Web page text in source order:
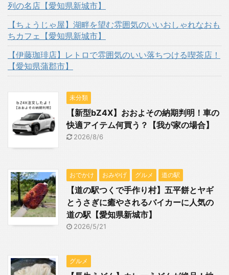
列の名店【愛知県新城市】
【ちょうじゃ屋】湖畔を望む雰囲気のいいおしゃれなおも
ちカフェ【愛知県新城市】
【伊藤珈琲店】レトロで雰囲気のいい落ちつける喫茶店！
【愛知県蒲郡市】
未分類
【新型bZ4X】おおよその納期判明！車の
快適アイテム何買う？【我が家の場合】
2026/8/6
おでかけ おみやげ グルメ 道の駅
【道の駅つくで手作り村】五平餅とヤギ
とうさぎに癒やされるバイカーに人気の
道の駅【愛知県新城市】
2026/5/21
グルメ